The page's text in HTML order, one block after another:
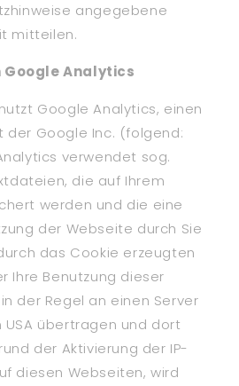
angegebene
mitteilen.
Analytics
Google Analytics, einen
der Google Inc. (folgend:
verwendet sog.
die auf Ihrem
werden und die eine
der Webseite durch Sie
das Cookie erzeugten
Ihre Benutzung dieser
der Regel an einen Server
übertragen und dort
der Aktivierung der IP-
diesen Webseiten, wird